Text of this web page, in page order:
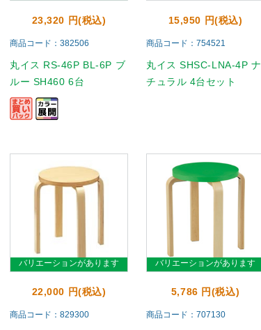
23,320 円(税込)
商品コード：382506
丸イス RS-46P BL-6P ブ
ルー SH460 6台
15,950 円(税込)
商品コード：754521
丸イス SHSC-LNA-4P ナ
チュラル 4台セット
バリエーションがあります
22,000 円(税込)
商品コード：829300
バリエーションがあります
5,786 円(税込)
商品コード：707130